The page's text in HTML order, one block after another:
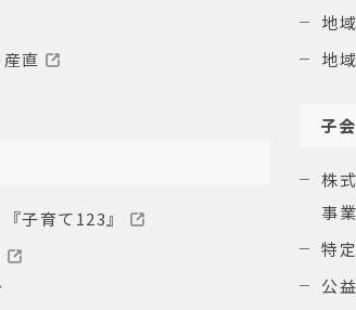
直
子育て123』
地
地
子
株
事
特
公